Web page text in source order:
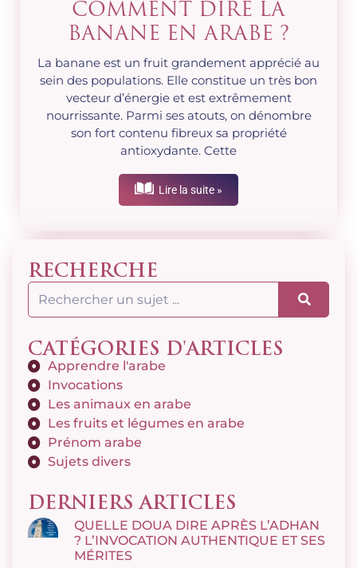
COMMENT DIRE LA
BANANE EN ARABE ?
La banane est un fruit grandement apprécié au
sein des populations. Elle constitue un très bon
vecteur d’énergie et est extrêmement
nourrissante. Parmi ses atouts, on dénombre
son fort contenu fibreux sa propriété
antioxydante. Cette
Lire la suite »
RECHERCHE
CATÉGORIES D'ARTICLES
Apprendre l'arabe
Invocations
Les animaux en arabe
Les fruits et légumes en arabe
Prénom arabe
Sujets divers
DERNIERS ARTICLES
QUELLE DOUA DIRE APRÈS L’ADHAN
? L’INVOCATION AUTHENTIQUE ET SES
MÉRITES